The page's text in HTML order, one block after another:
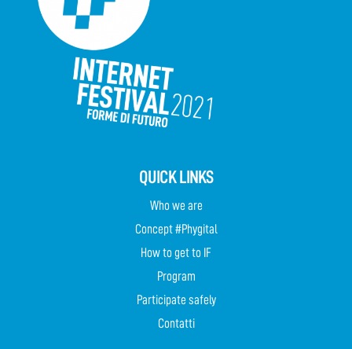
QUICK LINKS
Who we are
Concept #Phygital
How to get to IF
Program
Participate safely
Contatti